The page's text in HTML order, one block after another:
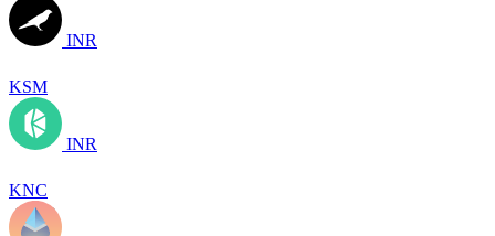
INR
KSM
INR
KNC